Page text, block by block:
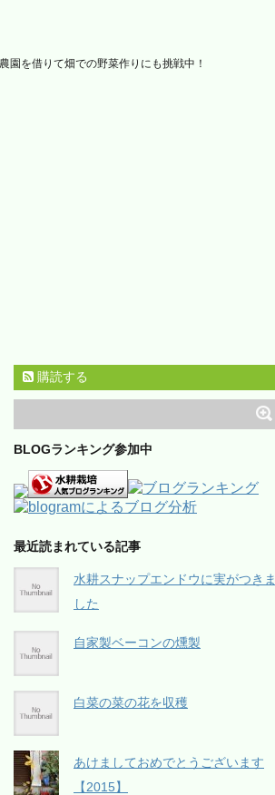
園を借りて畑での野菜作りにも挑戦中！
購読する
BLOGランキング参加中
最近読まれている記事
水耕スナップエンドウに実がつきま
した
自家製ベーコンの燻製
白菜の菜の花を収穫
あけましておめでとうございます
【2015】